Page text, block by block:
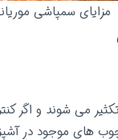
مزایای سمپاشی
می شوند و اگر
های موجود در